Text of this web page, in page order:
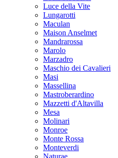
Luce della Vite
Lungarotti
Maculan
Maison Anselmet
Mandrarossa
Marolo
Marzadro
Maschio dei Cavalieri
Masi
Massellina
Mastroberardino
Mazzetti d'Altavilla
Mesa
Molinari
Monroe
Monte Rossa
Monteverdi
Naturae